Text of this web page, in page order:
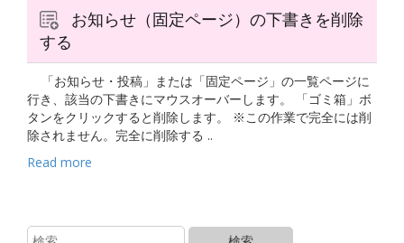
お知らせ（固定ページ）の下書きを削除
する
「お知らせ・投稿」または「固定ページ」の一覧ページに
行き、該当の下書きにマウスオーバーします。 「ゴミ箱」ボ
タンをクリックすると削除します。 ※この作業で完全には削
除されません。完全に削除する ..
Read more